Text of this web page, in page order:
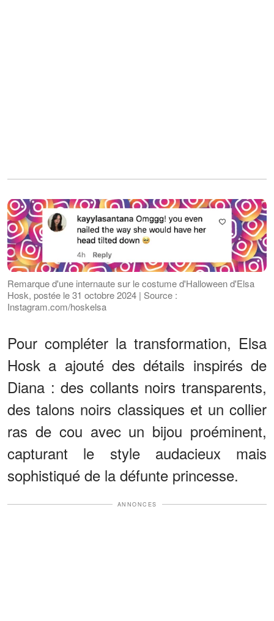
Remarque d'une internaute sur le costume d'Halloween d'Elsa
Hosk, postée le 31 octobre 2024 | Source :
Instagram.com/hoskelsa
Pour compléter la transformation, Elsa
Hosk a ajouté des détails inspirés de
Diana : des collants noirs transparents,
des talons noirs classiques et un collier
ras de cou avec un bijou proéminent,
capturant le style audacieux mais
sophistiqué de la défunte princesse.
ANNONCES